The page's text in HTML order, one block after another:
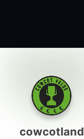
cowcotland